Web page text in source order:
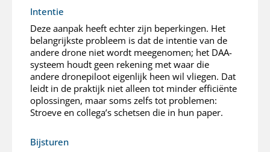
Intentie
Deze aanpak heeft echter zijn beperkingen. Het
belangrijkste probleem is dat de intentie van de
andere drone niet wordt meegenomen; het DAA-
systeem houdt geen rekening met waar die
andere dronepiloot eigenlijk heen wil vliegen. Dat
leidt in de praktijk niet alleen tot minder efficiënte
oplossingen, maar soms zelfs tot problemen:
Stroeve en collega’s schetsen die in hun paper.
Bijsturen